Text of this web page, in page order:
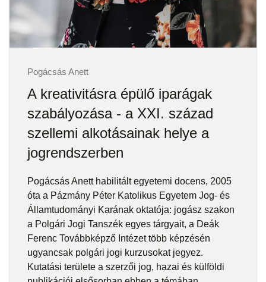
Pogácsás Anett
A kreativitásra épülő iparágak
szabályozása - a XXI. század
szellemi alkotásainak helye a
jogrendszerben
Pogácsás Anett habilitált egyetemi docens, 2005
óta a Pázmány Péter Katolikus Egyetem Jog- és
Államtudományi Karának oktatója: jogász szakon
a Polgári Jogi Tanszék egyes tárgyait, a Deák
Ferenc Továbbképző Intézet több képzésén
ugyancsak polgári jogi kurzusokat jegyez.
Kutatási területe a szerzői jog, hazai és külföldi